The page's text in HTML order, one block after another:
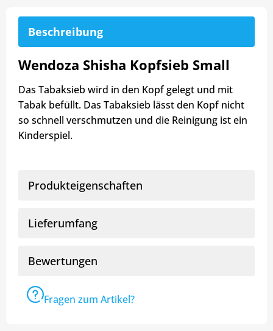
Beschreibung
Wendoza Shisha Kopfsieb Small
Das Tabaksieb wird in den Kopf gelegt und mit
Tabak befüllt. Das Tabaksieb lässt den Kopf nicht
so schnell verschmutzen und die Reinigung ist ein
Kinderspiel.
Produkteigenschaften
Lieferumfang
Bewertungen
Fragen zum Artikel?